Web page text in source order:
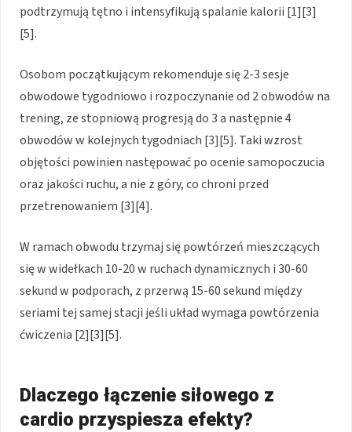
podtrzymują tętno i intensyfikują spalanie kalorii [1][3]
[5].
Osobom początkującym rekomenduje się 2-3 sesje
obwodowe tygodniowo i rozpoczynanie od 2 obwodów na
trening, ze stopniową progresją do 3 a następnie 4
obwodów w kolejnych tygodniach [3][5]. Taki wzrost
objętości powinien następować po ocenie samopoczucia
oraz jakości ruchu, a nie z góry, co chroni przed
przetrenowaniem [3][4].
W ramach obwodu trzymaj się powtórzeń mieszczących
się w widełkach 10-20 w ruchach dynamicznych i 30-60
sekund w podporach, z przerwą 15-60 sekund między
seriami tej samej stacji jeśli układ wymaga powtórzenia
ćwiczenia [2][3][5].
Dlaczego łączenie siłowego z
cardio przyspiesza efekty?